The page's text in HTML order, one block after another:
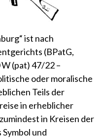
ist nach
(BPatG,
W (pat) 47/22 –
oder moralische
Teils der
in erheblicher
in Kreisen der
und